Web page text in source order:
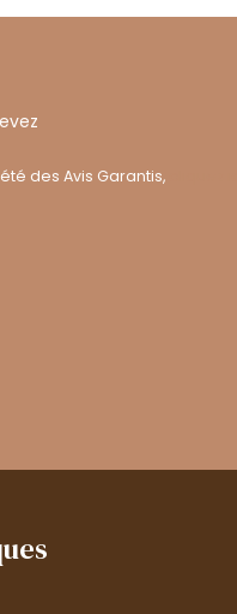
des Avis Garantis,